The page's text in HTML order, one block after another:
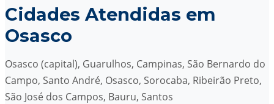
Cidades Atendidas em
Osasco
Osasco (capital), Guarulhos, Campinas, São Bernardo do
Campo, Santo André, Osasco, Sorocaba, Ribeirão Preto,
São José dos Campos, Bauru, Santos